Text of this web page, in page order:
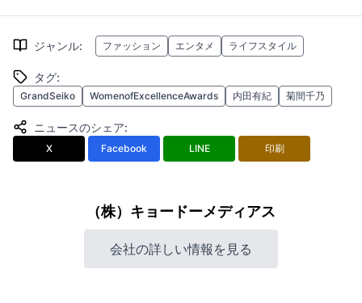
ジャンル: ファッション エンタメ ライフスタイル
タグ:
GrandSeiko WomenofExcellenceAwards 内田有紀 菊間千乃
ニュースのシェア:
X Facebook LINE 印刷
（株）キョードーメディアス
会社の詳しい情報を見る